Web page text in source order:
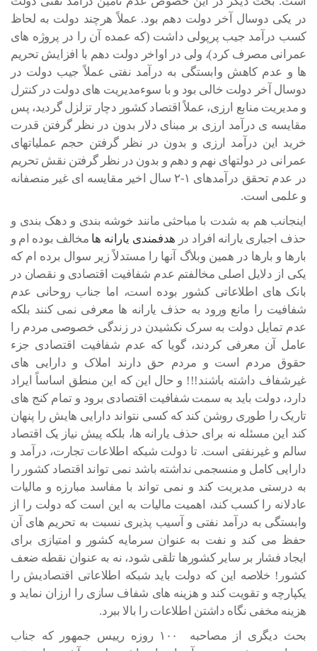
در یکی دوسال آخر دولت دهم بود. عملاً هرچند دولت به لحاظ
کسب درآمد جیب پرپولی داشت (که عمده آن را در پروژه های
عمرانی مصرف کرد)، ولی در اواخر دولت دهم با افزایش تحریم
ها و عدم کاهش وابستگی به درآمد نفتی عملاً جیب دولت در
دوسال آخر دولت خالی بود و با سوءمدیریت های دولت در کنترل
و مدیریت منابع ارزی، عملاً اقتصاد کشور دچار تزلزل گردید، پس
مقایسه ی درآمد ارزی بر مبنای دلار بدون در نظر گرفتن قدرت
خرید این درآمد ارزی و بدون در نظر گرفتن حجم عملیاتهای
عمرانی در دولتهای نهم و دهم و بدون در نظر گرفتن نقش تحریم
در عدم تحقق درآمدهای ۱-۲ سال اخیر مقایسه ای غیر منصفانه
و علمی است.
اینجانب هم به شدت با مباحثی مانند خوشه بندی و دهک بندی و
حذف اجباری یارانه افراد در هدفمندی یارانه ها مخالف بوده ام و
بارها و بارها در همین وبلاگ آنها را مستدلاً زیر سوال برده ام که
یکی از دلایل اصلی مخالفتم عدم شفافیت اقتصادی و نقصان در
بانک های اطلاعاتی کشور بوده است، اما جناب روحانی عدم
شفافیت را مانع ورود به حذف یارانه ها معرفی نمی کنند بلکه
عدم تمایل دولت به سرک نکشیدن در زندگی خصوصی مردم را
عامل آن معرفی کردند، گویا که عدم شفافیت اقتصادی جزء
حقوق مردم است و مردم حق دارند املاک و دارایی های
غیرشفاف داشته باشند!!! و حال این که این منطق اساساً ایراد
دارد، دولت باید به سمت شفافیت اقتصادی برود و تمام کنج های
تاریک را طوری روشن کند که کسی نتواند دارایی هایش را پنهان
کند این مسئله نه برای حذف یارانه ها، بلکه پیش نیاز یک اقتصاد
سالم و غیرنفتی است. تا دولت شبکه اطلاعات تجارت، درآمد و
دارایی کامل و منسجمی نداشته باشد نمی تواند اقتصاد کشور را
به درستی مدیریت کند و نمی تواند با مفاسد مبارزه و مالیات
عادلانه را کسب کند، اهمیت مالیات به این است که دولت را از
وابستگی به درآمد نفتی و آسیب پذیری نسبت به تحریم های آن
حفظ می کند و نفت به عنوان سرمایه کشور و امتیازی برای
ایجاد فشار بر سایر کشورها تلقی شود، نه به عنوان نقطه ضعف
کشور! خلاصه این که دولت باید شبکه اطلاعاتی اقتصادیش را
یکپارچه و تقویت کند و هزینه های شفاف سازی را ارزان نماید و
هزینه مخفی نگاه داشتن اطلاعات را بالا ببرد.
بحث دیگری از مصاحبه ۱۰۰ روزه رییس جمهور که جناب